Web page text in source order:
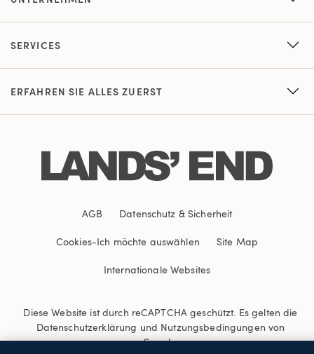
SERVICES
ERFAHREN SIE ALLES ZUERST
AGB Datenschutz & Sicherheit
Cookies-Ich möchte auswählen Site Map
Internationale Websites
Diese Website ist durch reCAPTCHA geschützt. Es gelten die
Datenschutzerklärung und Nutzungsbedingungen von
Google.